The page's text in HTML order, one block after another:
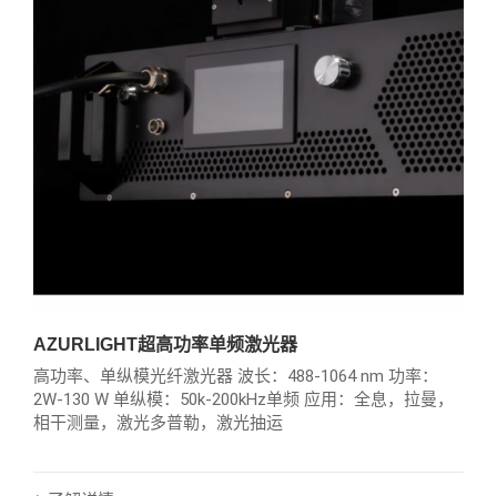
AZURLIGHT超高功率单频激光器
高功率、单纵模光纤激光器 波长：488-1064 nm 功率：
2W-130 W 单纵模：50k-200kHz单频 应用：全息，拉曼，
相干测量，激光多普勒，激光抽运